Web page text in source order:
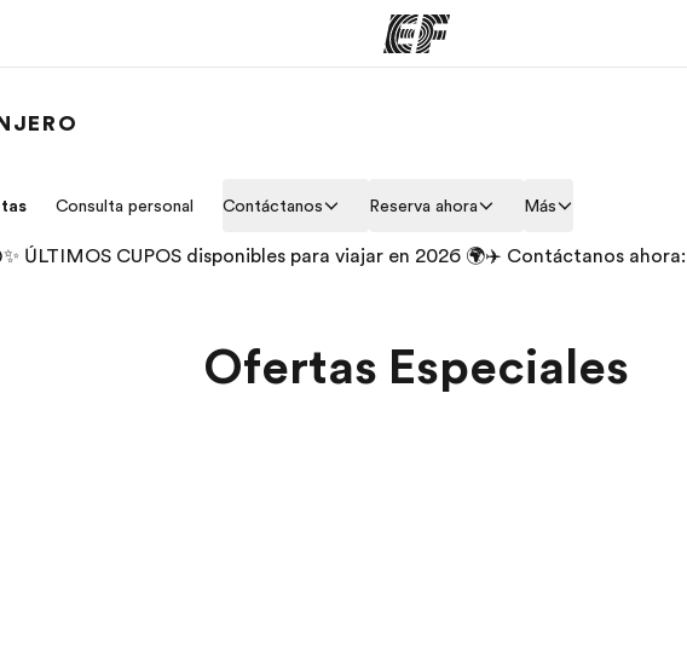
Ver todo lo que hacemos Encuentra una oficina
Consulta personal Contáctanos Reserva ahora Más
✨ ÚLTIMOS CUPOS disponibles para viajar en 2026 🌍✈️ Contáctanos
Ofertas Especiales